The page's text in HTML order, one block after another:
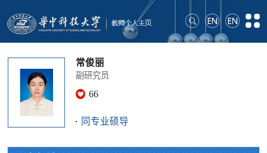
常俊丽
副研究员
66
同专业硕导